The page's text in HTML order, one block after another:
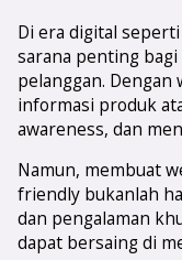
Di era digital
sarana penting
pelanggan.
informasi produk
awareness, dan
Namun, membuat
friendly bukanlah
dan pengalaman
dapat bersaing di